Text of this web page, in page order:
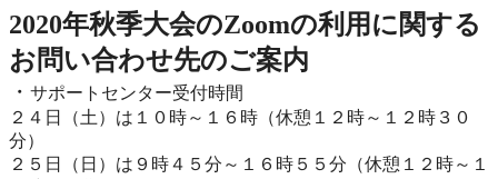
2020年秋季大会のZoomの利用に関する
お問い合わせ先のご案内
・ サポートセンター受付時間
２４日（土）は１０時～１６時（休憩１２時～１２時３０
分）
２５日（日）は９時４５分～１６時５５分（休憩１２時～ １